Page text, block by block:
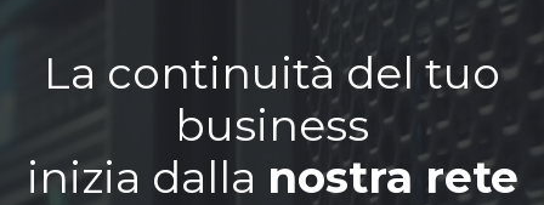
La continuità del tuo
business
inizia dalla nostra rete